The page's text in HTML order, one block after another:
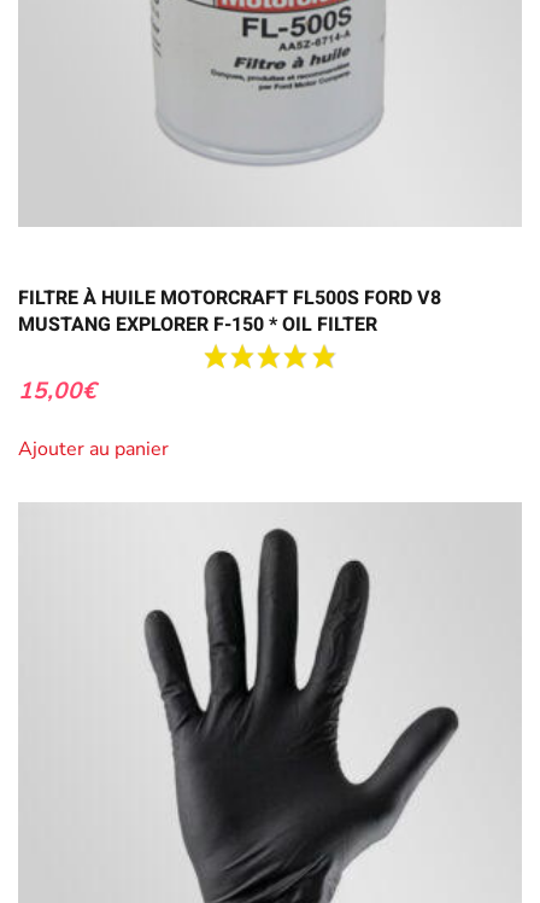
FILTRE À HUILE MOTORCRAFT FL500S FORD V8
MUSTANG EXPLORER F-150 * OIL FILTER
15,00€
Ajouter au panier